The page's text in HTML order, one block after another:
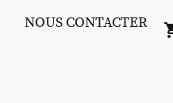
NOUS CONTACTER